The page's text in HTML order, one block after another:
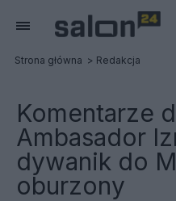
Strona główna Redakcja
Komentarze
Ambasador
dywanik do
oburzony